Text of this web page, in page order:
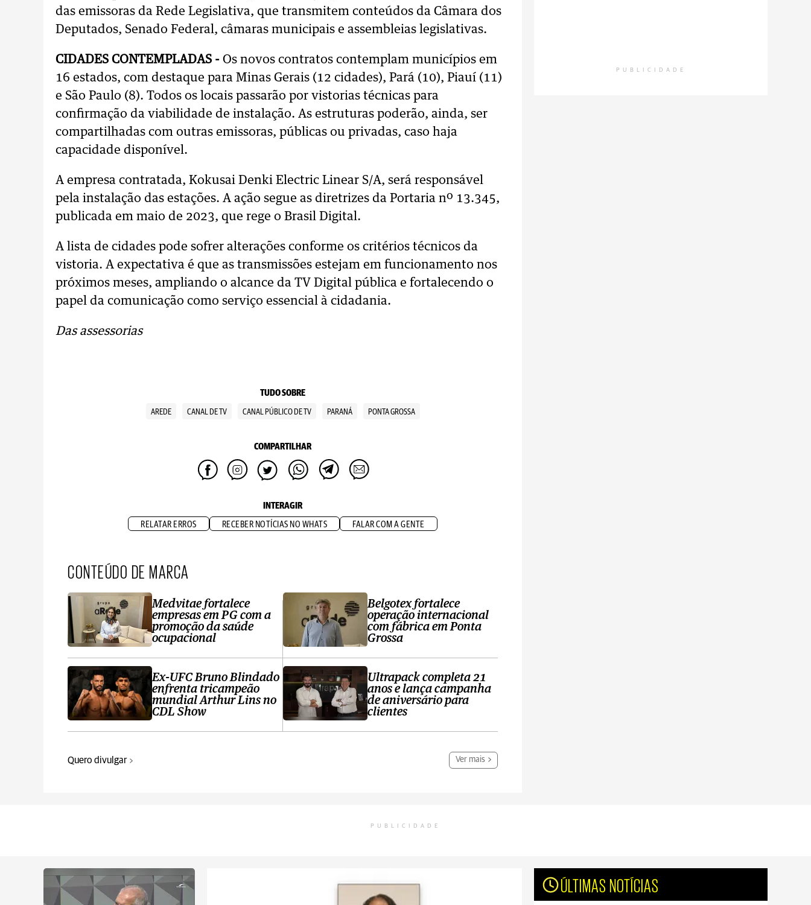
das emissoras da Rede Legislativa, que transmitem conteúdos da Câmara dos
Deputados, Senado Federal, câmaras municipais e assembleias legislativas.
CIDADES CONTEMPLADAS - Os novos contratos contemplam municípios em
16 estados, com destaque para Minas Gerais (12 cidades), Pará (10), Piauí (11)
e São Paulo (8). Todos os locais passarão por vistorias técnicas para
confirmação da viabilidade de instalação. As estruturas poderão, ainda, ser
compartilhadas com outras emissoras, públicas ou privadas, caso haja
capacidade disponível.
A empresa contratada, Kokusai Denki Electric Linear S/A, será responsável
pela instalação das estações. A ação segue as diretrizes da Portaria nº 13.345,
publicada em maio de 2023, que rege o Brasil Digital.
A lista de cidades pode sofrer alterações conforme os critérios técnicos da
vistoria. A expectativa é que as transmissões estejam em funcionamento nos
próximos meses, ampliando o alcance da TV Digital pública e fortalecendo o
papel da comunicação como serviço essencial à cidadania.
Das assessorias
TUDO SOBRE
AREDE CANAL DE TV CANAL PÚBLICO DE TV PARANÁ PONTA GROSSA
COMPARTILHAR
INTERAGIR
RELATAR ERROS RECEBER NOTÍCIAS NO WHATS FALAR COM A GENTE
CONTEÚDO DE MARCA
Medvitae fortalece
empresas em PG com a
promoção da saúde
ocupacional
Ex-UFC Bruno Blindado
enfrenta tricampeão
mundial Arthur Lins no
CDL Show
Belgotex fortalece
operação internacional
com fábrica em Ponta
Grossa
Ultrapack completa 21
anos e lança campanha
de aniversário para
clientes
Quero divulgar Ver mais
PUBLICIDADE
PUBLICIDADE
ÚLTIMAS NOTÍCIAS